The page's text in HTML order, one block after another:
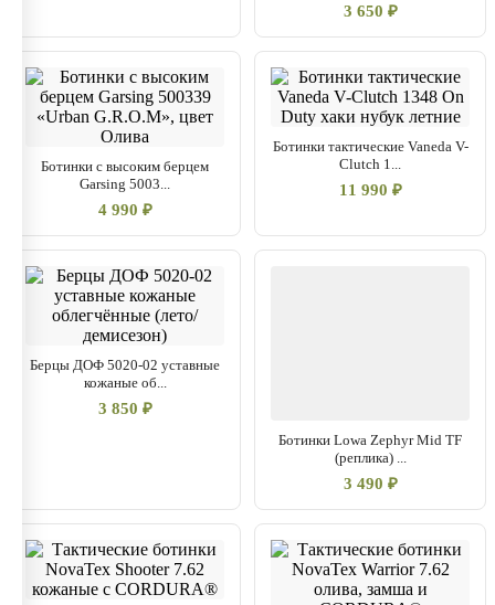
3 650 ₽
Ботинки с высоким берцем
Garsing 5003...
4 990 ₽
Ботинки тактические Vaneda V-
Clutch 1...
11 990 ₽
Берцы ДОФ 5020-02 уставные
кожаные об...
3 850 ₽
Ботинки Lowa Zephyr Mid TF
(реплика) ...
3 490 ₽